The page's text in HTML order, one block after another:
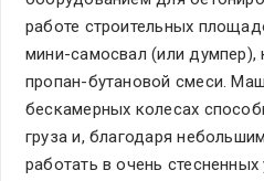
работе строительных
мини-самосвал (или думпер),
пропан-бутановой смеси.
бескамерных колесах
груза и, благодаря
работать в очень